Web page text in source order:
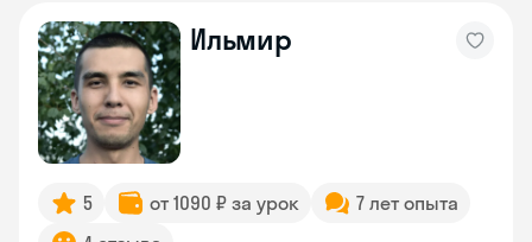
Ильмир
5 от 1090 ₽ за урок
7 лет опыта